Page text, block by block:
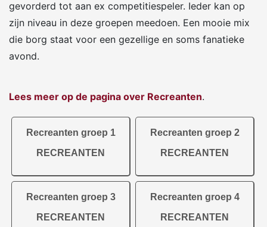
gevorderd tot aan ex competitiespeler. Ieder kan op
zijn niveau in deze groepen meedoen. Een mooie mix
die borg staat voor een gezellige en soms fanatieke
avond.
Lees meer op de pagina over Recreanten.
Recreanten groep 1
RECREANTEN
Recreanten groep 2
RECREANTEN
Recreanten groep 3
RECREANTEN
Recreanten groep 4
RECREANTEN